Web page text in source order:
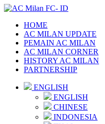
HOME
AC MILAN UPDATE
PEMAIN AC MILAN
AC MILAN CORNER
HISTORY AC MILAN
PARTNERSHIP
ENGLISH
ENGLISH
CHINESE
INDONESIA